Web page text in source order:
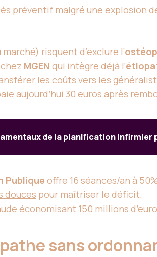
préventif malgré une explosion
marché) risquent d’exclure l’
MGEN qui intègre déjà l’
les coûts vers les
aujourd’hui 30 euros après
de la planification infirmier
Publique offre 16 séances/an à
douces pour maîtriser le déficit.
économisant 150 millions
sans